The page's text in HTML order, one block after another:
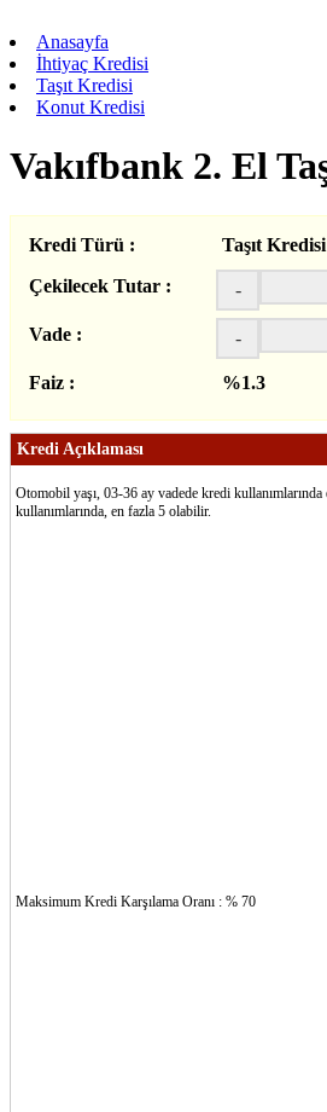
Anasayfa
İhtiyaç Kredisi
Taşıt Kredisi
Konut Kredisi
Vakıfbank 2. El
Kredi Türü :
Taşıt Kredisi
Çekilecek Tutar :
-
Vade : -
Faiz : %1.3
Kredi Açıklaması
Otomobil yaşı, 03-36 ay vadede kredi
kullanımlarında, en fazla 5 olabilir.
Maksimum Kredi Karşılama Oranı : % 70